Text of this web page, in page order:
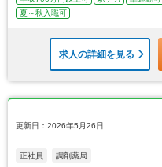
夏～秋入職可
求人の詳細を見る
更新日：2026年5月26日
正社員 調剤薬局